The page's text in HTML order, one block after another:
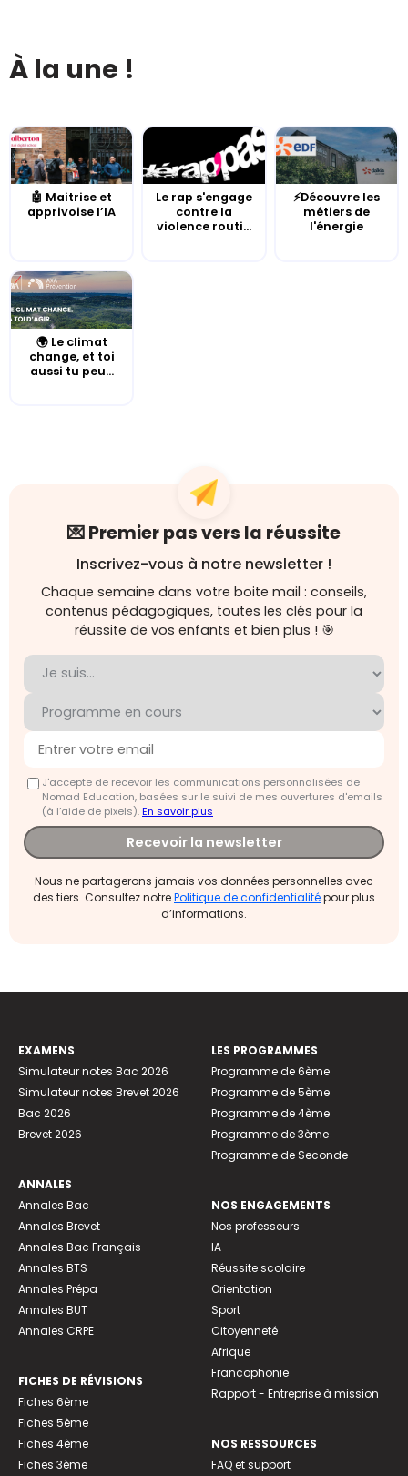
À la une !
🤖 Maitrise et
apprivoise l’IA
Le rap s'engage
contre la
violence routi...
⚡Découvre les
métiers de
l'énergie
🌍 Le climat
change, et toi
aussi tu peu...
💌 Premier pas vers la réussite
Inscrivez-vous à notre newsletter !
Chaque semaine dans votre boite mail : conseils,
contenus pédagogiques, toutes les clés pour la
réussite de vos enfants et bien plus ! 🎯
J'accepte de recevoir les communications personnalisées de
Nomad Education, basées sur le suivi de mes ouvertures d'emails
(à l’aide de pixels).En savoir plus
Recevoir la newsletter
Nous ne partagerons jamais vos données personnelles avec
des tiers. Consultez notrePolitique de confidentialitépour plus
d’informations.
EXAMENS
Simulateur notes Bac 2026
Simulateur notes Brevet 2026
Bac 2026
Brevet 2026
ANNALES
Annales Bac
Annales Brevet
Annales Bac Français
Annales BTS
Annales Prépa
Annales BUT
Annales CRPE
FICHES DE RÉVISIONS
Fiches 6ème
Fiches 5ème
Fiches 4ème
Fiches 3ème
LES PROGRAMMES
Programme de 6ème
Programme de 5ème
Programme de 4ème
Programme de 3ème
Programme de Seconde
NOS ENGAGEMENTS
Nos professeurs
IA
Réussite scolaire
Orientation
Sport
Citoyenneté
Afrique
Francophonie
Rapport - Entreprise à mission
NOS RESSOURCES
FAQ et support